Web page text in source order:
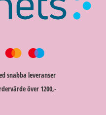
snabba leveranser
över 1200,-